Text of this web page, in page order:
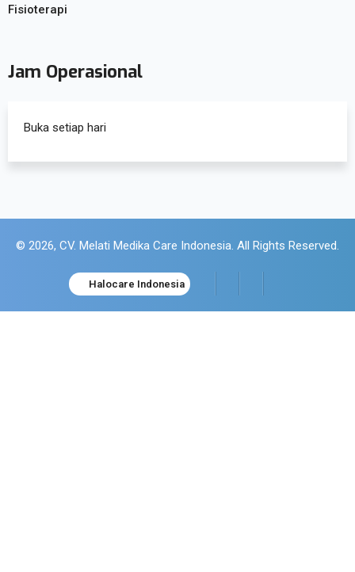
Fisioterapi
Jam Operasional
Buka setiap hari
© 2026, CV. Melati Medika Care Indonesia. All Rights Reserved.
Halocare Indonesia